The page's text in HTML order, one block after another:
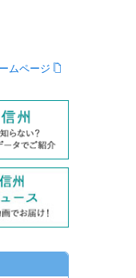
ムページ